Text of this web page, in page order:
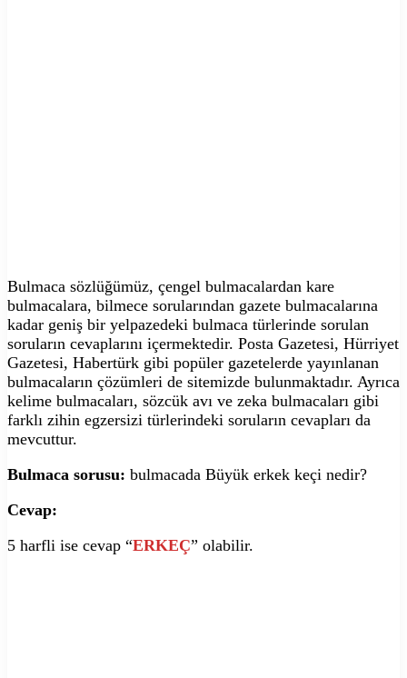
Bulmaca sözlüğümüz, çengel bulmacalardan kare
bulmacalara, bilmece sorularından gazete bulmacalarına
kadar geniş bir yelpazedeki bulmaca türlerinde sorulan
soruların cevaplarını içermektedir. Posta Gazetesi, Hürriyet
Gazetesi, Habertürk gibi popüler gazetelerde yayınlanan
bulmacaların çözümleri de sitemizde bulunmaktadır. Ayrıca
kelime bulmacaları, sözcük avı ve zeka bulmacaları gibi
farklı zihin egzersizi türlerindeki soruların cevapları da
mevcuttur.
Bulmaca sorusu: bulmacada Büyük erkek keçi nedir?
Cevap:
5 harfli ise cevap “ERKEÇ” olabilir.